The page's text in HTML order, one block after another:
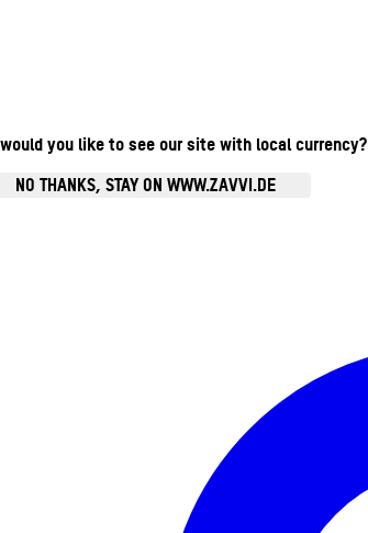
you like to see our site with local currency?
NO THANKS, STAY ON WWW.ZAVVI.DE